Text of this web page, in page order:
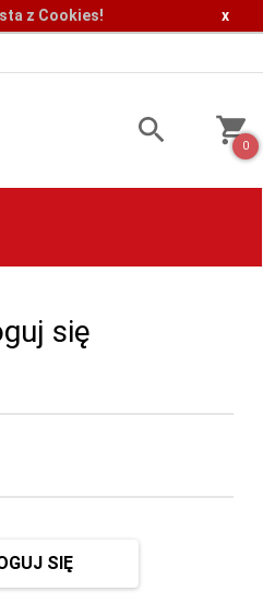
z Cookies! x
0
się
SIĘ